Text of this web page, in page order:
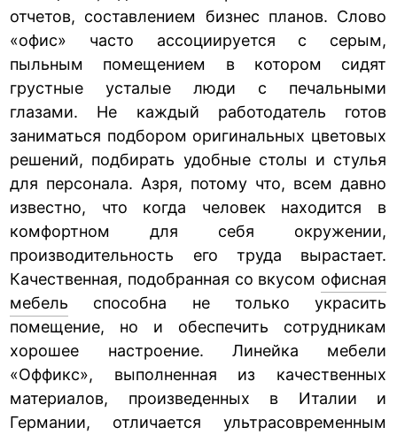
отчетов, составлением бизнес планов. Слово
«офис» часто ассоциируется с серым,
пыльным помещением в котором сидят
грустные усталые люди с печальными
глазами. Не каждый работодатель готов
заниматься подбором оригинальных цветовых
решений, подбирать удобные столы и стулья
для персонала. Азря, потому что, всем давно
известно, что когда человек находится в
комфортном для себя окружении,
производительность его труда вырастает.
Качественная, подобранная со вкусом офисная
мебель способна не только украсить
помещение, но и обеспечить сотрудникам
хорошее настроение. Линейка мебели
«Оффикс», выполненная из качественных
материалов, произведенных в Италии и
Германии, отличается ультрасовременным